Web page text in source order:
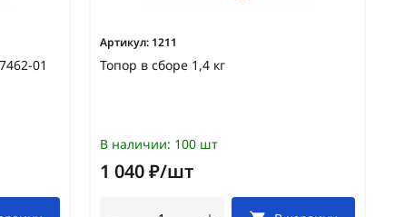
01
Артикул: 1211
Топор в сборе 1,4 кг
В наличии: 100 шт
1 040 ₽/шт